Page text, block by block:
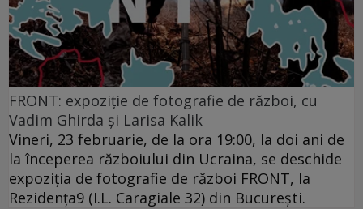
FRONT: expoziție de fotografie de război, cu
Vadim Ghirda și Larisa Kalik
Vineri, 23 februarie, de la ora 19:00, la doi ani de
la începerea războiului din Ucraina, se deschide
expoziția de fotografie de război FRONT, la
Rezidența9 (I.L. Caragiale 32) din București.